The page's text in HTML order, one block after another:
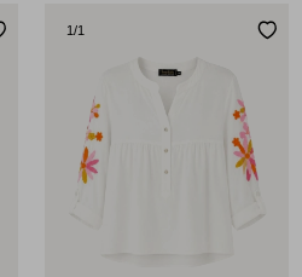
1/1